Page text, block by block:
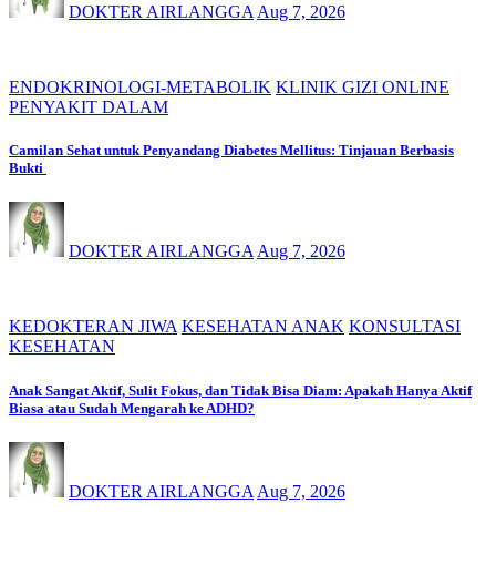
DOKTER AIRLANGGA Aug 7, 2026
ENDOKRINOLOGI-METABOLIK KLINIK GIZI ONLINE
PENYAKIT DALAM
Camilan Sehat untuk Penyandang Diabetes Mellitus: Tinjauan Berbasis
Bukti
DOKTER AIRLANGGA Aug 7, 2026
KEDOKTERAN JIWA KESEHATAN ANAK KONSULTASI
KESEHATAN
Anak Sangat Aktif, Sulit Fokus, dan Tidak Bisa Diam: Apakah Hanya Aktif
Biasa atau Sudah Mengarah ke ADHD?
DOKTER AIRLANGGA Aug 7, 2026